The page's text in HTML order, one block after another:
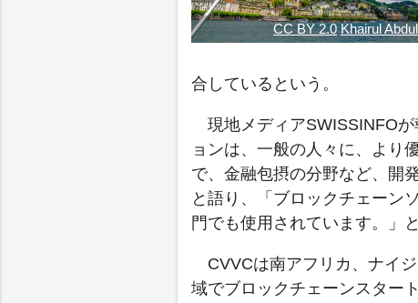
CC BY 2.0 Khairul
合しているという。
現地メディアSWISSINFO
ョンは、一般の人々に、より
で、金融包摂の分野など、開
と語り、「ブロックチェーン
門でも使用されています。」
CVVCは南アフリカ、ナイ
域でブロックチェーンスター